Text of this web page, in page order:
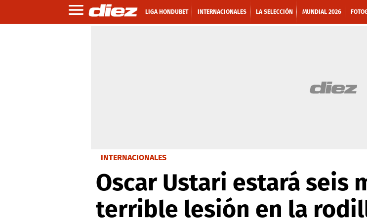
LIGA HONDUBET INTERNACIONALES LA SELECCIÓN MUNDIAL 2026
INTERNACIONALES
Oscar Ustari estará seis
terrible lesión en la